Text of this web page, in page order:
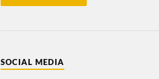
SOCIAL MEDIA